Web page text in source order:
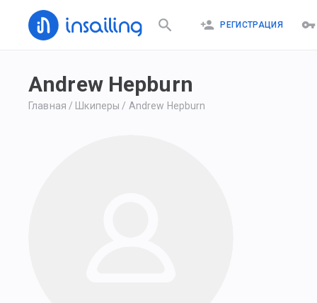
РЕГИСТРАЦИЯ
Andrew Hepburn
Главная / Шкиперы / Andrew Hepburn